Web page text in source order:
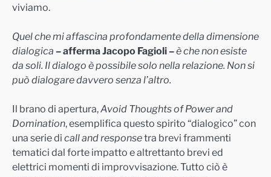
viviamo.
Quel che mi affascina profondamente della dimensione
dialogica – afferma Jacopo Fagioli –è che non esiste
da soli. Il dialogo è possibile solo nella relazione. Non si
può dialogare davvero senza l’altro.
Il brano di apertura,Avoid Thoughts of Power and
Domination, esemplifica questo spirito “dialogico” con
una serie di call and responsetra brevi frammenti
tematici dal forte impatto e altrettanto brevi ed
elettrici momenti di improvvisazione. Tutto ciò è